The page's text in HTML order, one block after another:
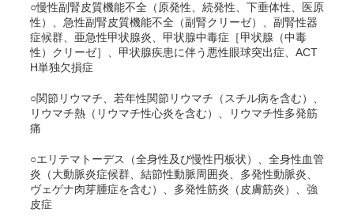
○慢性副腎皮質機能不全（原発性、続発性、下垂体性、医原
性）、急性副腎皮質機能不全（副腎クリーゼ）、副腎性器
症候群、亜急性甲状腺炎、甲状腺中毒症［甲状腺（中毒
性）クリーゼ］、甲状腺疾患に伴う悪性眼球突出症、ACT
H単独欠損症
○関節リウマチ、若年性関節リウマチ（スチル病を含む）、
リウマチ熱（リウマチ性心炎を含む）、リウマチ性多発筋
痛
○エリテマトーデス（全身性及び慢性円板状）、全身性血管
炎（大動脈炎症候群、結節性動脈周囲炎、多発性動脈炎、
ヴェゲナ肉芽腫症を含む）、多発性筋炎（皮膚筋炎）、強
皮症